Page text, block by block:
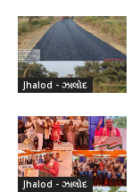
Jhalod - ઝાલોદ
Jhalod - ઝાલોદ